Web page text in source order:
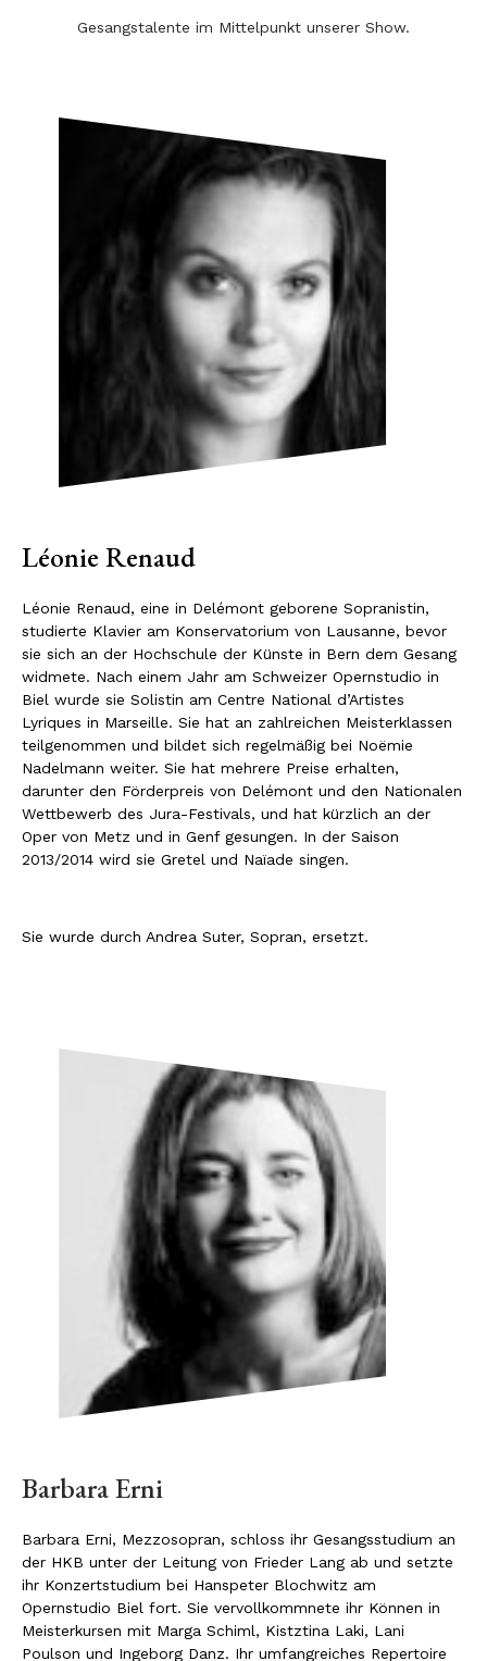
Gesangstalente im Mittelpunkt unserer Show.
Léonie Renaud
Léonie Renaud, eine in Delémont geborene Sopranistin,
studierte Klavier am Konservatorium von Lausanne, bevor
sie sich an der Hochschule der Künste in Bern dem Gesang
widmete. Nach einem Jahr am Schweizer Opernstudio in
Biel wurde sie Solistin am Centre National d’Artistes
Lyriques in Marseille. Sie hat an zahlreichen Meisterklassen
teilgenommen und bildet sich regelmäßig bei Noëmie
Nadelmann weiter. Sie hat mehrere Preise erhalten,
darunter den Förderpreis von Delémont und den Nationalen
Wettbewerb des Jura-Festivals, und hat kürzlich an der
Oper von Metz und in Genf gesungen. In der Saison
2013/2014 wird sie Gretel und Naïade singen.
Sie wurde durch Andrea Suter, Sopran, ersetzt.
Barbara Erni
Barbara Erni, Mezzosopran, schloss ihr Gesangsstudium an
der HKB unter der Leitung von Frieder Lang ab und setzte
ihr Konzertstudium bei Hanspeter Blochwitz am
Opernstudio Biel fort. Sie vervollkommnete ihr Können in
Meisterkursen mit Marga Schiml, Kistztina Laki, Lani
Poulson und Ingeborg Danz. Ihr umfangreiches Repertoire